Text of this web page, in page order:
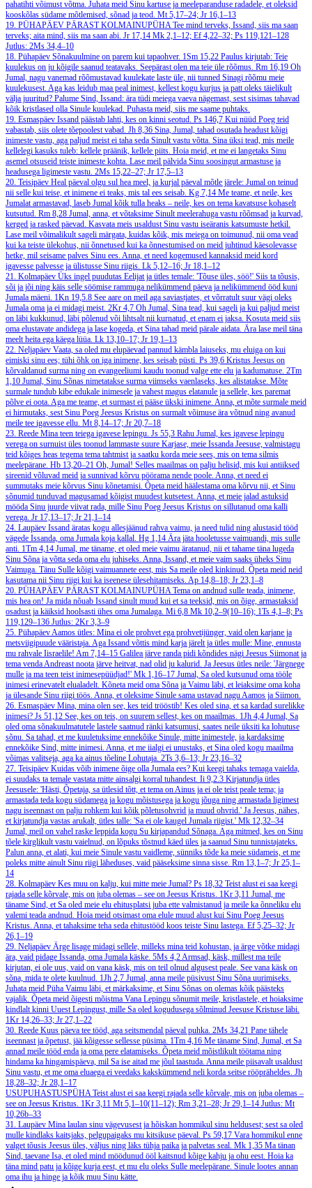
pahatihti võimust võtma. Juhata meid Sinu kartuse ja meeleparanduse radadele, et oleksid
kooskõlas südame mõtlemised, sõnad ja teod. Mt 5,17–24; Jr 16,1–13
19. PÜHAPÄEV PÄRAST KOLMAINUPÜHATee mind terveks, Issand, siis ma saan
terveks; aita mind, siis ma saan abi. Jr 17,14 Mk 2,1–12; Ef 4,22–32; Ps 119,121–128
Jutlus: 2Ms 34,4–10
18. Pühapäev Sõnakuulmine on parem kui tapaohver. 1Sm 15,22 Paulus kirjutab: Teie
kuulekus on ju kõigile saanud teatavaks. Seepärast olen ma teie üle rõõmus. Rm 16,19 Oh
Jumal, nagu vanemad rõõmustavad kuulekate laste üle, nii tunned Sinagi rõõmu meie
kuulekusest. Aga kas leidub maa peal inimest, kellest kogu kurjus ja patt oleks täielikult
välja juuritud? Palume Sind, Issand: ära tüdi meiega vaeva nägemast, sest sisimas tahavad
kõik kristlased olla Sinule kuulekad. Puhasta meid, siis me saame puhtaks.
19. Esmaspäev Issand päästab lahti, kes on kinni seotud. Ps 146,7 Kui nüüd Poeg teid
vabastab, siis olete tõepoolest vabad. Jh 8,36 Sina, Jumal, tahad osutada headust kõigi
inimeste vastu, aga paljud meist ei taha seda Sinult vastu võtta. Sina üksi tead, mis meile
kellelegi kasuks tuleb: kellele präänik, kellele piits. Hoia meid, et me ei langetaks Sinu
asemel otsuseid teiste inimeste kohta. Lase meil pälvida Sinu soosingut armastuse ja
headusega ligimeste vastu. 2Ms 15,22–27; Jr 17,5–13
20. Teisipäev Heal päeval olgu sul hea meel, ja kurjal päeval mõtle järele: Jumal on teinud
nii selle kui teise, et inimene ei teaks, mis tal ees seisab. Kg 7,14 Me teame, et neile, kes
Jumalat armastavad, laseb Jumal kõik tulla heaks – neile, kes on tema kavatsuse kohaselt
kutsutud. Rm 8,28 Jumal, anna, et võtaksime Sinult meelerahuga vastu rõõmsad ja kurvad,
kerged ja rasked päevad. Kasvata meis usaldust Sinu vastu iseäranis katsumuste hetkil.
Lase meil võimalikult sageli märgata, kuidas kõik, mis meiega on toimunud, nii oma vead
kui ka teiste ülekohus, nii õnnetused kui ka õnnestumised on meid juhtinud käesolevasse
hetke, mil seisame palves Sinu ees. Anna, et need kogemused kannaksid meid kord
igavesse palvesse ja ülistusse Sinu riigis. Lk 5,12–16; Jr 18,1–12
21. Kolmapäev Üks ingel puudutas Eelijat ja ütles temale: 'Tõuse üles, söö!' Siis ta tõusis,
sõi ja jõi ning käis selle söömise rammuga nelikümmend päeva ja nelikümmend ööd kuni
Jumala mäeni. 1Kn 19,5.8 See aare on meil aga saviastjates, et võrratult suur vägi oleks
Jumala oma ja ei midagi meist. 2Kr 4,7 Oh Jumal, Sina tead, kui sageli ja kui paljud meist
on läbi kukkunud, läbi põlenud või lihtsalt nii kurnatud, et enam ei jaksa. Kosuta meid siis
oma elustavate andidega ja lase kogeda, et Sina tahad meid pärale aidata. Ära lase meil täna
meelt heita ega käega lüüa. Lk 13,10–17; Jr 19,1–13
22. Neljapäev Vaata, sa oled mu elupäevad pannud kämbla laiuseks, mu eluiga on kui
eimiski sinu ees; tühi õhk on iga inimene, kes seisab püsti. Ps 39,6 Kristus Jeesus on
kõrvaldanud surma ning on evangeeliumi kaudu toonud valge ette elu ja kadumatuse. 2Tm
1,10 Jumal, Sinu Sõnas nimetatakse surma viimseks vaenlaseks, kes alistatakse. Mõte
surmale tundub kibe edukale inimesele ja vahest magus elatanule ja sellele, kes paremat
põlve ei oota. Aga me teame, et surmast ei pääse ükski inimene. Anna, et mõte surmale meid
ei hirmutaks, sest Sinu Poeg Jeesus Kristus on surmalt võimuse ära võtnud ning avanud
meile tee igavesse ellu. Mt 8,14–17; Jr 20,7–18
23. Reede Mina teen teiega igavese lepingu. Js 55,3 Rahu Jumal, kes igavese lepingu
verega on surnuist üles toonud lammaste suure Karjase, meie Issanda Jeesuse, valmistagu
teid kõiges heas tegema tema tahtmist ja saatku korda meie sees, mis on tema silmis
meelepärane. Hb 13,20–21 Oh, Jumal! Selles maailmas on palju helisid, mis kui antiiksed
sireenid võluvad meid ja sunnivad kõrvu pöörama nende poole. Anna, et need ei
summutaks meie kõrvus Sinu kõnetamisi. Õpeta meid häälestama oma kõrvu nii, et Sinu
sõnumid tunduvad magusamad kõigist muudest kutsetest. Anna, et meie jalad astuksid
mööda Sinu juurde viivat rada, mille Sinu Poeg Jeesus Kristus on sillutanud oma kalli
verega. Jr 17,13–17; Jr 21,1–14
24. Laupäev Issand äratas kogu allesjäänud rahva vaimu, ja need tulid ning alustasid tööd
vägede Issanda, oma Jumala koja kallal. Hg 1,14 Ära jäta hooletusse vaimuandi, mis sulle
anti. 1Tm 4,14 Jumal, me täname, et oled meie vaimu äratanud, nii et tahame täna lugeda
Sinu Sõna ja võtta seda oma elu juhiseks. Anna, Issand, et meie vaim saaks üheks Sinu
Vaimuga. Tänu Sulle kõigi vaimuannete eest, mis Sa meile oled kinkinud. Õpeta meid neid
kasutama nii Sinu riigi kui ka iseenese ülesehitamiseks. Ap 14,8–18; Jr 23,1–8
20. PÜHAPÄEV PÄRAST KOLMAINUPÜHATema on andnud sulle teada, inimene,
mis hea on! Ja mida nõuab Issand sinult muud kui et sa teeksid, mis on õige, armastaksid
osadust ja käiksid hoolsasti ühes oma Jumalaga. Mi 6,8 Mk 10,2–9(10–16); 1Ts 4,1–8; Ps
119,129–136 Jutlus: 2Kr 3,3–9
25. PühapäevAamos ütles: Mina ei ole prohvet ega prohvetijünger, vaid olen karjane ja
metsviigipuude vääristaja. Aga Issand võttis mind karja järelt ja ütles mulle: Mine, ennusta
mu rahvale Iisraelile! Am 7,14–15 Galilea järve randa pidi kõndides nägi Jeesus Siimonat ja
tema venda Andreast noota järve heitvat, nad olid ju kalurid. Ja Jeesus ütles neile: 'Järgnege
mulle ja ma teen teist inimesepüüdjad!' Mk 1,16–17 Jumal, Sa oled kutsunud oma tööle
inimesi erinevatelt elualadelt. Kõneta meid oma Sõna ja Vaimu läbi, et leiaksime oma koha
ja ülesande Sinu riigi töös. Anna, et oleksime Sinule sama ustavad nagu Aamos ja Siimon.
26. Esmaspäev Mina, mina olen see, kes teid trööstib! Kes oled sina, et sa kardad surelikke
inimesi? Js 51,12 See, kes on teis, on suurem sellest, kes on maailmas. 1Jh 4,4 Jumal, Sa
oled oma sõnakuulmatutele lastele saatnud ränki katsumusi, saates neile üksiti ka lohutuse
sõnu. Sa tahad, et me kuuletuksime ennekõike Sinule, mitte inimestele, ja kardaksime
ennekõike Sind, mitte inimesi. Anna, et me iialgi ei unustaks, et Sina oled kogu maailma
võimas valitseja, aga ka ainus tõeline Lohutaja. 2Ts 3,6–13; Jr 23,16–32
27. Teisipäev Kuidas võib inimene õige olla Jumala ees? Kui keegi tahaks temaga vaielda,
ei suudaks ta temale vastata mitte ainsalgi korral tuhandest. Ii 9,2.3 Kirjatundja ütles
Jeesusele: 'Hästi, Õpetaja, sa ütlesid tõtt, et tema on Ainus ja ei ole teist peale tema; ja
armastada teda kogu südamega ja kogu mõistusega ja kogu jõuga ning armastada ligimest
nagu iseennast on palju rohkem kui kõik põletusohvrid ja muud ohvrid.' Ja Jeesus, nähes,
et kirjatundja vastas arukalt, ütles talle: 'Sa ei ole kaugel Jumala riigist.' Mk 12,32–34
Jumal, meil on vahel raske leppida kogu Su kirjapandud Sõnaga. Aga mitmed, kes on Sinu
tõele kirglikult vastu vaielnud, on lõpuks tõstnud käed üles ja saanud Sinu tunnistajateks.
Palun anna, et alati, kui meie Sinule vastu vaidleme, sünniks tõde ka meie südameis, et me
poleks mitte ainult Sinu riigi läheduses, vaid pääseksime sinna sisse. Rm 13,1–7; Jr 25,1–
14
28. Kolmapäev Kes muu on kalju, kui mitte meie Jumal? Ps 18,32 Teist alust ei saa keegi
rajada selle kõrvale, mis on juba olemas – see on Jeesus Kristus. 1Kr 3,11 Jumal, me
täname Sind, et Sa oled meie elu ehitusplatsi juba ette valmistanud ja meile ka õnneliku elu
valemi teada andnud. Hoia meid otsimast oma elule muud alust kui Sinu Poeg Jeesus
Kristus. Anna, et tahaksime teha seda ehitustööd koos teiste Sinu lastega. Ef 5,25–32; Jr
26,1–19
29. Neljapäev Ärge lisage midagi sellele, milleks mina teid kohustan, ja ärge võtke midagi
ära, vaid pidage Issanda, oma Jumala käske. 5Ms 4,2Armsad, käsk, millest ma teile
kirjutan, ei ole uus, vaid on vana käsk, mis on teil olnud algusest peale. See vana käsk on
sõna, mida te olete kuulnud. 1Jh 2,7 Jumal, anna meile püsivust Sinu Sõna uurimiseks.
Juhata meid Püha Vaimu läbi, et märkaksime, et Sinu Sõnas on olemas kõik päästeks
vajalik. Õpeta meid õigesti mõistma Vana Lepingu sõnumit meile, kristlastele, et hoiaksime
kindlalt kinni Uuest Lepingust, mille Sa oled kogudusega sõlminud Jeesuse Kristuse läbi.
1Kr 14,26–33; Jr 27,1–22
30. Reede Kuus päeva tee tööd, aga seitsmendal päeval puhka. 2Ms 34,21 Pane tähele
iseennast ja õpetust, jää kõigesse sellesse püsima. 1Tm 4,16 Me täname Sind, Jumal, et Sa
annad meile tööd enda ja oma pere elatamiseks. Õpeta meid mõistlikult töötama ning
hindama ka hingamispäeva, mil Sa ise aitad me jõul taastuda. Anna meile piisavalt usaldust
Sinu vastu, et me oma eluaega ei veedaks kakskümmend neli korda seitse rööpräheldes. Jh
18,28–32; Jr 28,1–17
USUPUHASTUSPÜHATeist alust ei saa keegi rajada selle kõrvale, mis on juba olemas –
see on Jeesus Kristus. 1Kr 3,11 Mt 5,1–10(11–12); Rm 3,21–28; Jr 29,1–14 Jutlus: Mt
10,26b–33
31. Laupäev Mina laulan sinu vägevusest ja hõiskan hommikul sinu heldusest; sest sa oled
mulle kindlaks kaitsjaks, pelgupaigaks mu kitsikuse päeval. Ps 59,17 Vara hommikul enne
valget tõusis Jeesus üles, väljus ning läks tühja paika ja palvetas seal. Mk 1,35 Ma tänan
Sind, taevane Isa, et oled mind möödunud ööl kaitsnud kõige kahju ja ohu eest. Hoia ka
täna mind patu ja kõige kurja eest, et mu elu oleks Sulle meelepärane. Sinule lootes annan
oma ihu ja hinge ja kõik muu Sinu kätte.